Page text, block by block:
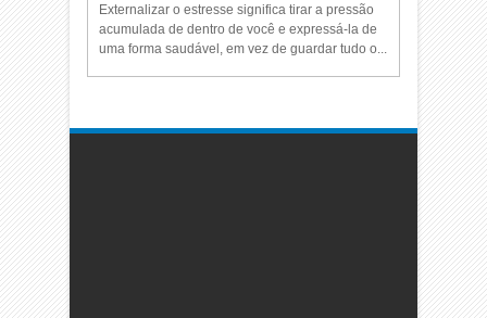
Externalizar o estresse significa tirar a pressão
acumulada de dentro de você e expressá-la de
uma forma saudável, em vez de guardar tudo o...